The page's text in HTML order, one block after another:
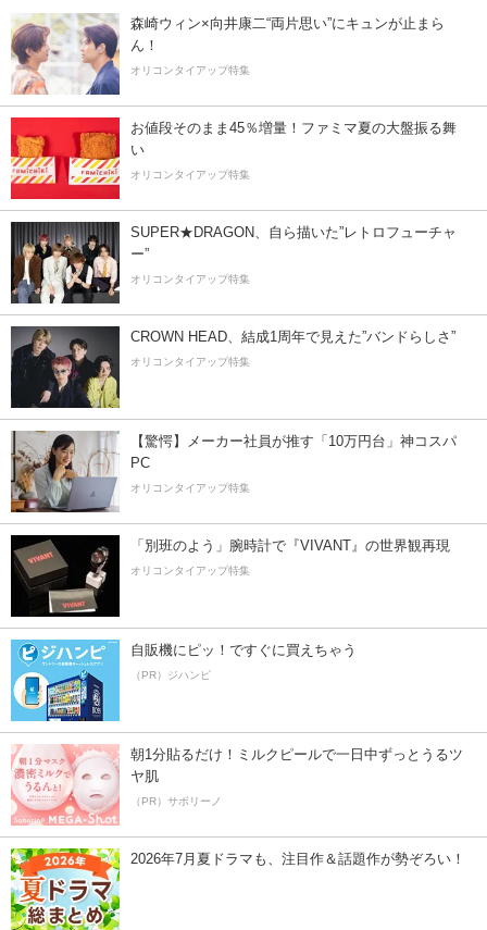
森崎ウィン×向井康二“両片思い”にキュンが止まら
ん！
オリコンタイアップ特集
お値段そのまま45％増量！ファミマ夏の大盤振る舞
い
オリコンタイアップ特集
SUPER★DRAGON、自ら描いた”レトロフューチャ
ー”
オリコンタイアップ特集
CROWN HEAD、結成1周年で見えた”バンドらしさ”
オリコンタイアップ特集
【驚愕】メーカー社員が推す「10万円台」神コスパ
PC
オリコンタイアップ特集
「別班のよう」腕時計で『VIVANT』の世界観再現
オリコンタイアップ特集
自販機にピッ！ですぐに買えちゃう
（PR）ジハンピ
朝1分貼るだけ！ミルクピールで一日中ずっとうるツ
ヤ肌
（PR）サボリーノ
2026年7月夏ドラマも、注目作＆話題作が勢ぞろい！